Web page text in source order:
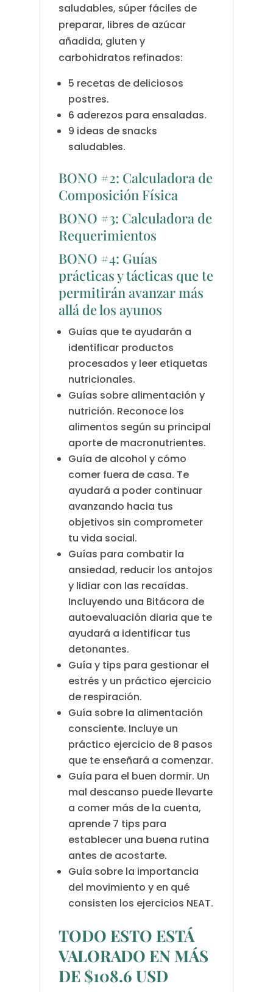
saludables, súper fáciles de
preparar, libres de azúcar
añadida, gluten y
carbohidratos refinados:
5 recetas de deliciosos
postres.
6 aderezos para ensaladas.
9 ideas de snacks
saludables.
BONO #2: Calculadora de
Composición Física
BONO #3: Calculadora de
Requerimientos
BONO #4: Guías
prácticas y tácticas que te
permitirán avanzar más
allá de los ayunos
Guías que te ayudarán a
identificar productos
procesados y leer etiquetas
nutricionales.
Guías sobre alimentación y
nutrición. Reconoce los
alimentos según su principal
aporte de macronutrientes.
Guía de alcohol y cómo
comer fuera de casa. Te
ayudará a poder continuar
avanzando hacia tus
objetivos sin comprometer
tu vida social.
Guías para combatir la
ansiedad, reducir los antojos
y lidiar con las recaídas.
Incluyendo una Bitácora de
autoevaluación diaria que te
ayudará a identificar tus
detonantes.
Guía y tips para gestionar el
estrés y un práctico ejercicio
de respiración.
Guía sobre la alimentación
consciente. Incluye un
práctico ejercicio de 8 pasos
que te enseñará a comenzar.
Guía para el buen dormir. Un
mal descanso puede llevarte
a comer más de la cuenta,
aprende 7 tips para
establecer una buena rutina
antes de acostarte.
Guía sobre la importancia
del movimiento y en qué
consisten los ejercicios NEAT.
TODO ESTO ESTÁ
VALORADO EN MÁS
DE $108.6 USD